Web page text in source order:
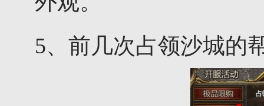
5、前几次占领沙城的